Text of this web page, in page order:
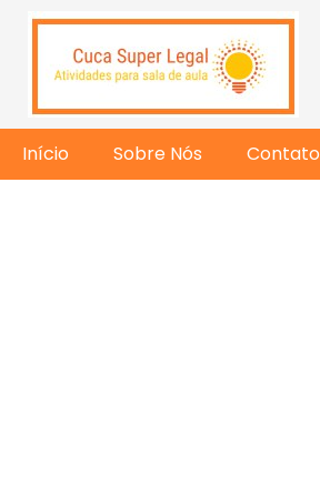
Início Sobre Nós Contato